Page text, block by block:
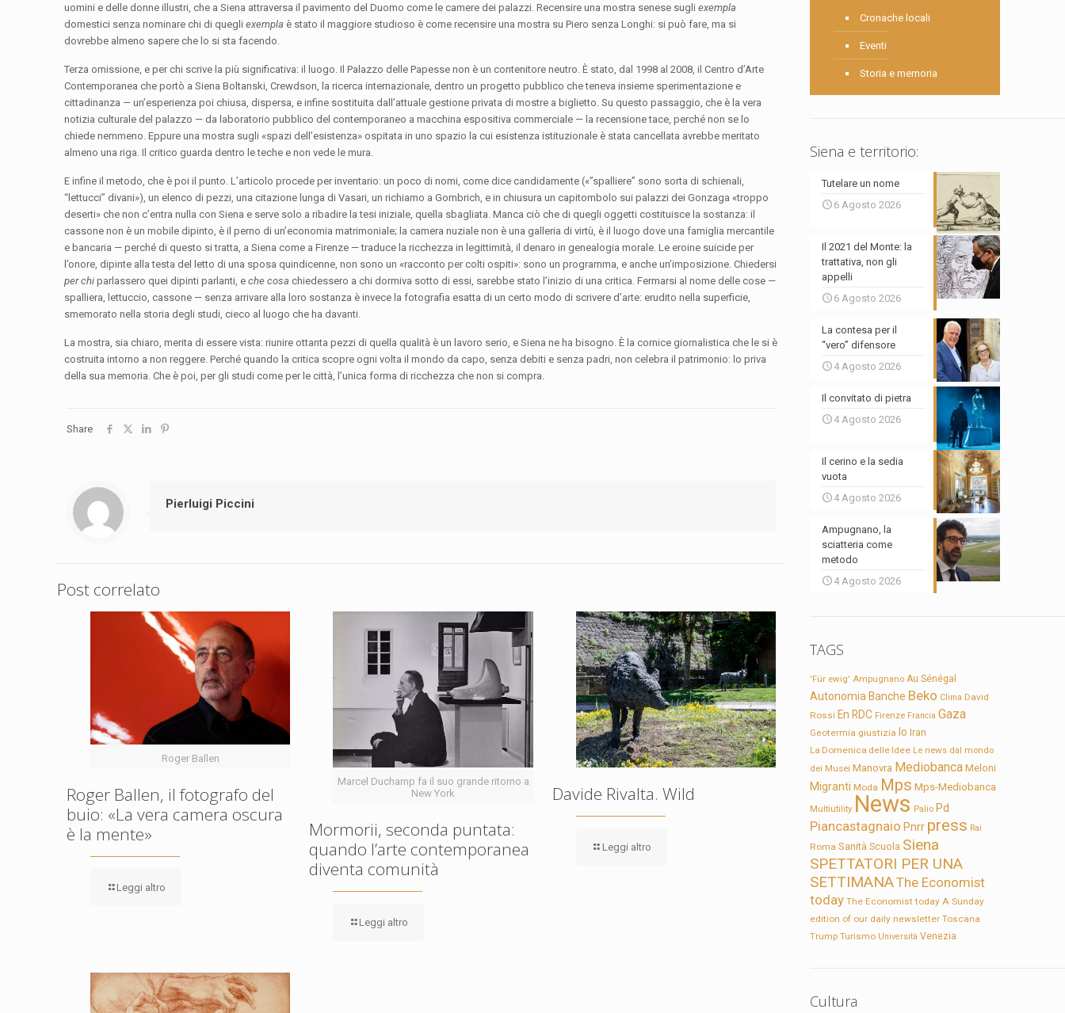
uomini e delle donne illustri, che a Siena attraversa il pavimento del Duomo come le camere dei palazzi. Recensire una mostra senese sugliexempla
domestici senza nominare chi di quegliexempla è stato il maggiore studioso è come recensire una mostra su Piero senza Longhi: si può fare, ma si
dovrebbe almeno sapere che lo si sta facendo.
Terza omissione, e per chi scrive la più significativa: il luogo. Il Palazzo delle Papesse non è un contenitore neutro. È stato, dal 1998 al 2008, il Centro d’Arte
Contemporanea che portò a Siena Boltanski, Crewdson, la ricerca internazionale, dentro un progetto pubblico che teneva insieme sperimentazione e
cittadinanza — un’esperienza poi chiusa, dispersa, e infine sostituita dall’attuale gestione privata di mostre a biglietto. Su questo passaggio, che è la vera
notizia culturale del palazzo — da laboratorio pubblico del contemporaneo a macchina espositiva commerciale — la recensione tace, perché non se lo
chiede nemmeno. Eppure una mostra sugli «spazi dell’esistenza» ospitata in uno spazio la cui esistenza istituzionale è stata cancellata avrebbe meritato
almeno una riga. Il critico guarda dentro le teche e non vede le mura.
E infine il metodo, che è poi il punto. L’articolo procede per inventario: un poco di nomi, come dice candidamente («”spalliere” sono sorta di schienali,
“lettucci” divani»), un elenco di pezzi, una citazione lunga di Vasari, un richiamo a Gombrich, e in chiusura un capitombolo sui palazzi dei Gonzaga «troppo
deserti» che non c’entra nulla con Siena e serve solo a ribadire la tesi iniziale, quella sbagliata. Manca ciò che di quegli oggetti costituisce la sostanza: il
cassone non è un mobile dipinto, è il perno di un’economia matrimoniale; la camera nuziale non è una galleria di virtù, è il luogo dove una famiglia mercantile
e bancaria — perché di questo si tratta, a Siena come a Firenze — traduce la ricchezza in legittimità, il denaro in genealogia morale. Le eroine suicide per
l’onore, dipinte alla testa del letto di una sposa quindicenne, non sono un «racconto per colti ospiti»: sono un programma, e anche un’imposizione. Chiedersi
per chi parlassero quei dipinti parlanti, eche cosa chiedessero a chi dormiva sotto di essi, sarebbe stato l’inizio di una critica. Fermarsi al nome delle cose —
spalliera, lettuccio, cassone — senza arrivare alla loro sostanza è invece la fotografia esatta di un certo modo di scrivere d’arte: erudito nella superficie,
smemorato nella storia degli studi, cieco al luogo che ha davanti.
La mostra, sia chiaro, merita di essere vista: riunire ottanta pezzi di quella qualità è un lavoro serio, e Siena ne ha bisogno. È la cornice giornalistica che le si è
costruita intorno a non reggere. Perché quando la critica scopre ogni volta il mondo da capo, senza debiti e senza padri, non celebra il patrimonio: lo priva
della sua memoria. Che è poi, per gli studi come per le città, l’unica forma di ricchezza che non si compra.
Share
Pierluigi Piccini
Post correlato
Roger Ballen
Roger Ballen, il fotografo del
buio: «La vera camera oscura
è la mente»
Leggi altro
Marcel Duchamp fa il suo grande ritorno a
New York
Mormorii, seconda puntata:
quando l’arte contemporanea
diventa comunità
Leggi altro
Davide Rivalta. Wild
Leggi altro
Cronache locali
Eventi
Storia e memoria
Siena e territorio:
Tutelare un nome
6 Agosto 2026
Il 2021 del Monte: la
trattativa, non gli
appelli
6 Agosto 2026
La contesa per il
“vero” difensore
4 Agosto 2026
Il convitato di pietra
4 Agosto 2026
Il cerino e la sedia
vuota
4 Agosto 2026
Ampugnano, la
sciatteria come
metodo
4 Agosto 2026
TAGS
'Für ewig' Ampugnano Au Sénégal
Autonomia Banche Beko Clima David
Rossi En RDC Firenze Francia Gaza
Geotermia giustizia Io Iran
La Domenica delle Idee Le news dal mondo
dei Musei Manovra Mediobanca Meloni
Migranti Moda Mps Mps-Mediobanca
Multiutility News Palio Pd
Piancastagnaio Pnrr press Rai
Roma Sanità Scuola Siena
SPETTATORI PER UNA
SETTIMANAThe Economist
today The Economist today A Sunday
edition of our daily newsletter Toscana
Trump Turismo Università Venezia
Cultura